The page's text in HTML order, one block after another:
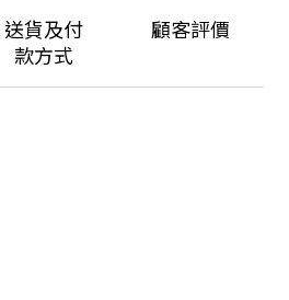
送貨及付
款方式
顧客評價